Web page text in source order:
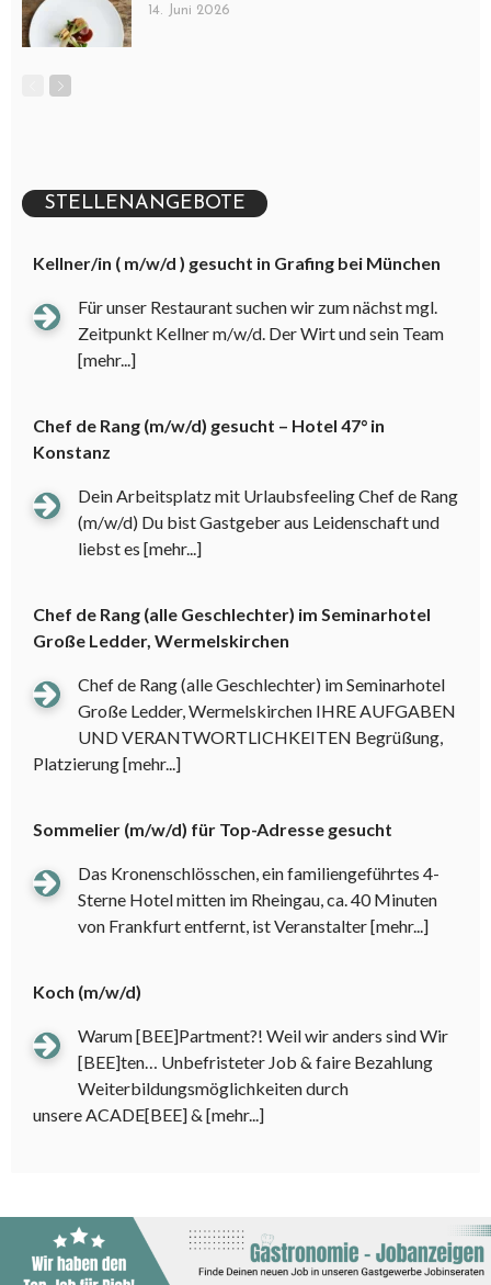
14. Juni 2026
STELLENANGEBOTE
Kellner/in ( m/w/d ) gesucht in Grafing bei München
Für unser Restaurant suchen wir zum nächst mgl.
Zeitpunkt Kellner m/w/d. Der Wirt und sein Team
[mehr...]
Chef de Rang (m/w/d) gesucht – Hotel 47° in
Konstanz
Dein Arbeitsplatz mit Urlaubsfeeling Chef de Rang
(m/w/d) Du bist Gastgeber aus Leidenschaft und
liebst es [mehr...]
Chef de Rang (alle Geschlechter) im Seminarhotel
Große Ledder, Wermelskirchen
Chef de Rang (alle Geschlechter) im Seminarhotel
Große Ledder, Wermelskirchen IHRE AUFGABEN
UND VERANTWORTLICHKEITEN Begrüßung,
Platzierung[mehr...]
Sommelier (m/w/d) für Top-Adresse gesucht
Das Kronenschlösschen, ein familiengeführtes 4-
Sterne Hotel mitten im Rheingau, ca. 40 Minuten
von Frankfurt entfernt, ist Veranstalter[mehr...]
Koch (m/w/d)
Warum [BEE]Partment?! Weil wir anders sind Wir
[BEE]ten… Unbefristeter Job & faire Bezahlung
Weiterbildungsmöglichkeiten durch
unsere ACADE[BEE] & [mehr...]